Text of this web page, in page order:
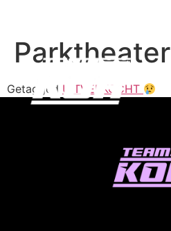
Parktheater
Getagged UITVERKOCHT